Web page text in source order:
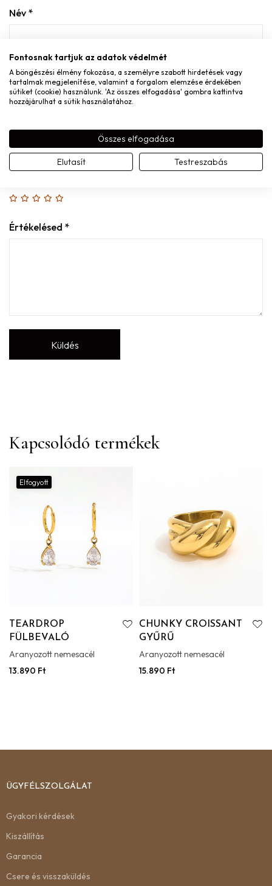
Név *
E-mail*
A nevem, e-mail címem, és weboldalcímem mentése a
böngészőben a következő hozzászólásomhoz.
Értékelésed *
Kapcsolódó termékek
Elfogyott
TEARDROP
FÜLBEVALÓ
Aranyozott nemesacél
13.890 Ft
CHUNKY CROISSANT
GYŰRŰ
Aranyozott nemesacél
15.890 Ft
ÜGYFÉLSZOLGÁLAT
Gyakori kérdések
Kiszállítás
Garancia
Csere és visszaküldés
Fontosnak tartjuk az adatok védelmét
A böngészési élmény fokozása, a személyre szabott hirdetések vagy
tartalmak megjelenítése, valamint a forgalom elemzése érdekében
sütiket (cookie) használunk. 'Az összes elfogadása' gombra kattintva
hozzájárulhat a sütik használatához.
Összes elfogadása
Elutasít Testreszabás